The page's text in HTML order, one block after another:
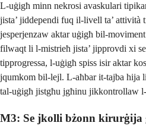
L-uġigħ minn nekrosi avaskulari
jista’ jiddependi fuq il-livell ta’ attività
jesperjenzaw aktar uġigħ bil-
filwaqt li l-mistrieħ jista’ jipprovdi xi
tipprogressa, l-uġigħ spiss isir aktar
jqumkom bil-lejl. L-aħbar it-tajba hija
tal-uġigħ jistgħu jgħinu jikkontrollaw
M3: Se jkolli bżonn kirurġija